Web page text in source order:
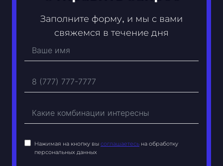
Заполните форму, и мы с вами
свяжемся в течение дня
Нажимая на кнопку вы соглашаетесь на обработку
персональных данных